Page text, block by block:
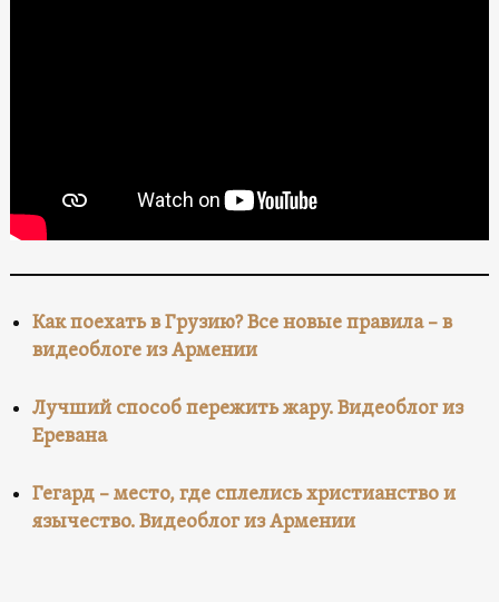
Как поехать в Грузию? Все новые правила – в
видеоблоге из Армении
Лучший способ пережить жару. Видеоблог из
Еревана
Гегард – место, где сплелись христианство и
язычество. Видеоблог из Армении